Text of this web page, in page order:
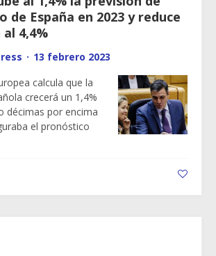
de España en 2023 y reduce
4,4%
· 13 febrero 2023
calcula que la
crecerá un 1,4%
décimas por encima
el pronóstico